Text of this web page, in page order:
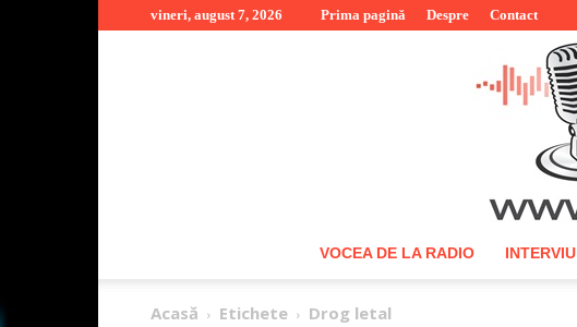
vineri, august 7, 2026 Prima pagină Despre Contact
VOCEA DE LA RADIO INTERVIU
Acasă Etichete Drog letal